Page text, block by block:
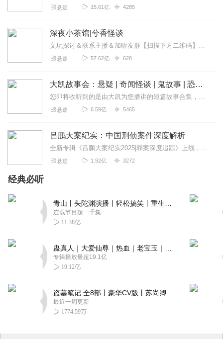
悬疑 15.61亿 4285
深夜小茶馆|兮香怪谈
文玩探讨＆联系主播＆加听友群【扫描下方二维码】获取深夜小茶馆一手资讯↓↓↓
悬疑 57.62亿 628
大凯故事会：悬疑 | 奇闻怪谈 | 鬼故事 | 恐怖故事
您即将收听到的是由大凯为您播讲的短篇故事合集，本专辑包涵悬疑、鬼故事、刑侦、探案、人性、奇闻、怪谈；内容丰富，欢迎订阅！私自转载必究！超精彩作品已全新发布！点击...
悬疑 6.59亿 5465
吕鹏大案纪实：中国刑侦案件深度解析
全新专辑《吕鹏大案纪实2025|罪案深度追踪》上线，点击右边链接订阅收听~吕鹏大案纪实2025|罪案深度追踪_全集免费在线阅读收听下载-喜马拉雅上线福利活动...
悬疑 1.92亿 3272
经典必听
连载节目超一千集
11.38亿
专辑播放量超19.1亿
19.12亿
最近一周更新
1774.59万